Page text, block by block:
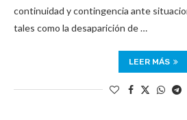
continuidad y contingencia ante
tales como la desaparición de …
LEER MÁS